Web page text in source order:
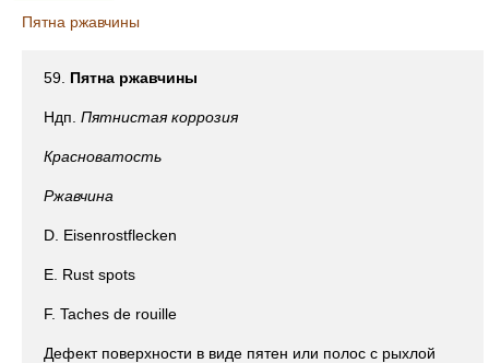
Пятна ржавчины
59. Пятна ржавчины
Ндп. Пятнистая коррозия
Красноватость
Ржавчина
D. Eisenrostflecken
Е. Rust spots
F. Taches de rouille
Дефект поверхности в виде пятен или полос с рыхлой